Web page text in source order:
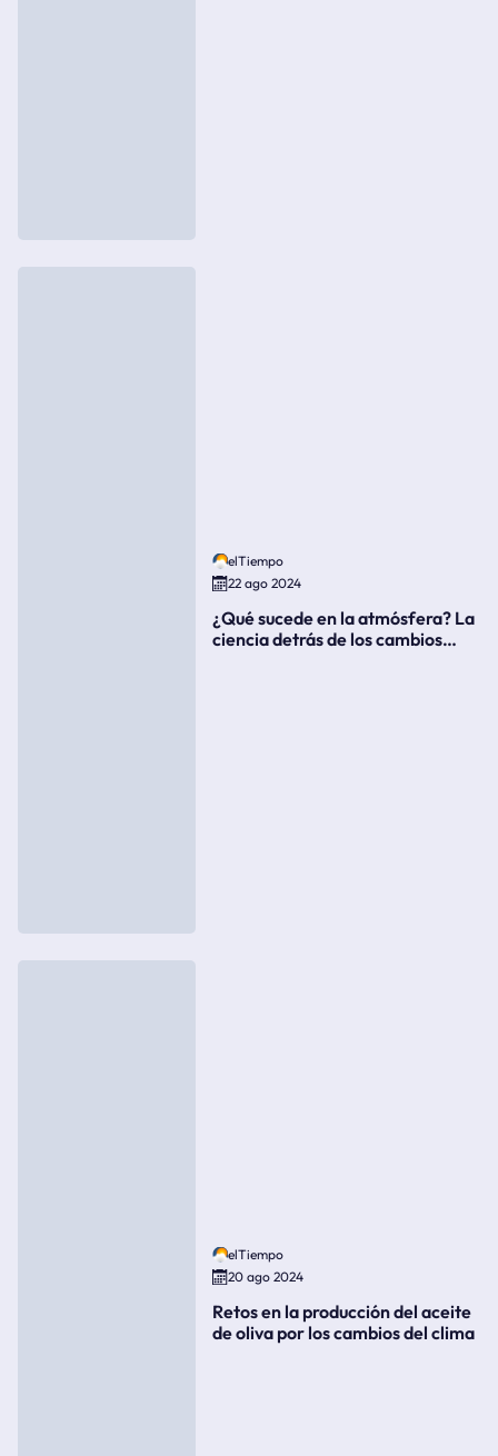
elTiempo
22 ago 2024
¿Qué sucede en la atmósfera? La
ciencia detrás de los cambios
elTiempo
20 ago 2024
Retos en la producción del aceite
de oliva por los cambios del clima